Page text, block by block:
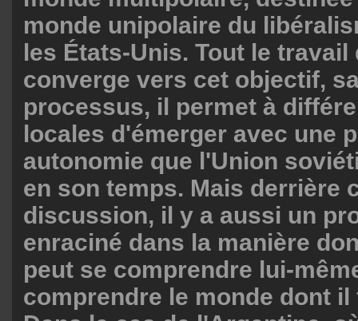
monde unipolaire du
les États-Unis. Tout le travail
converge vers cet objectif,
processus, il permet à
locales d'émerger avec une
autonomie que l'Union
en son temps. Mais derrière
discussion, il y a aussi un
enraciné dans la manière
peut se comprendre lui-
comprendre le monde dont il